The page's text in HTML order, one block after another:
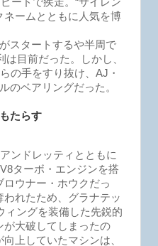
ネームとともに人気を博
スタートするや半周で
目前だった。しかし、
の手をすり抜け、AJ・
のベアリングだった。
たらす
ンドレッティとともに
ターボ・エンジンを搭
ウナー・ホウクだっ
れたため、グラナテッ
ィングを装備した先鋭的
が大破してしまったの
上していたマシンは、